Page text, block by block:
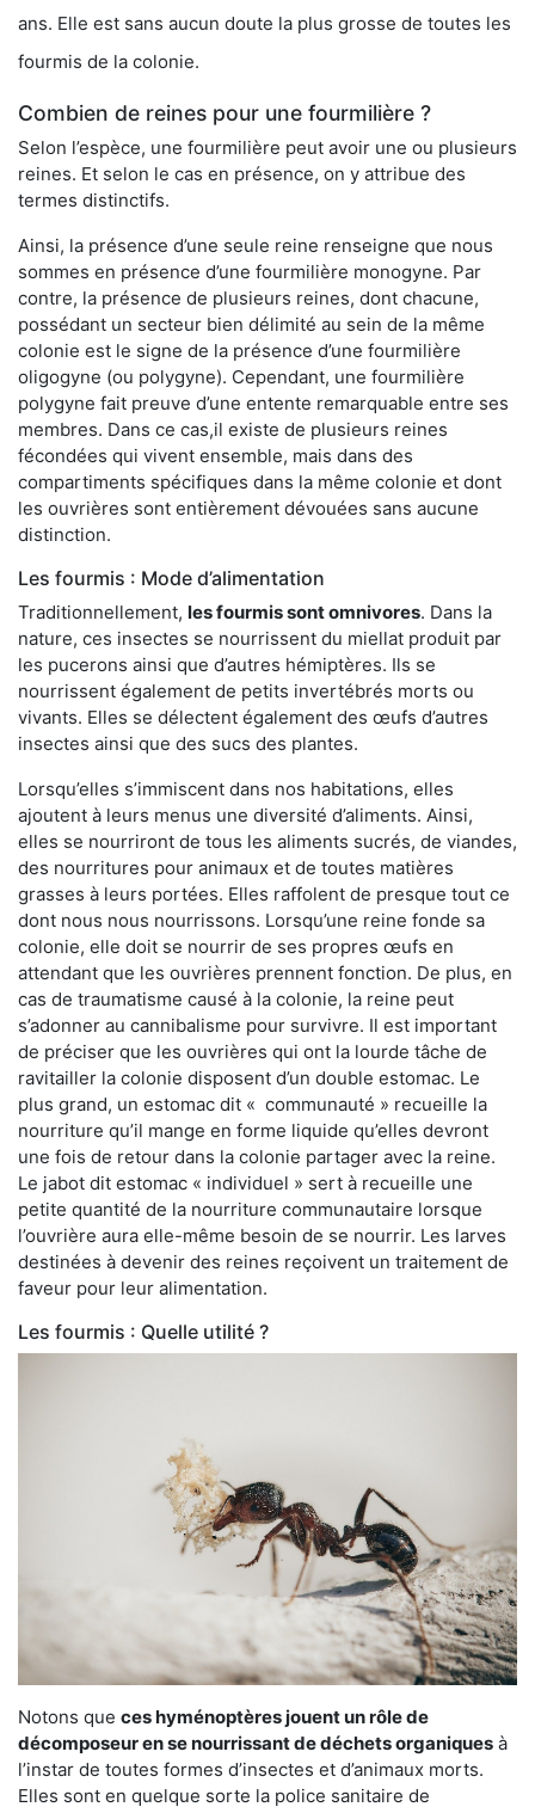
ans. Elle est sans aucun doute la plus grosse de toutes les
fourmis de la colonie.
Combien de reines pour une fourmilière ?
Selon l’espèce, une fourmilière peut avoir une ou plusieurs
reines. Et selon le cas en présence, on y attribue des
termes distinctifs.
Ainsi, la présence d’une seule reine renseigne que nous
sommes en présence d’une fourmilière monogyne. Par
contre, la présence de plusieurs reines, dont chacune,
possédant un secteur bien délimité au sein de la même
colonie est le signe de la présence d’une fourmilière
oligogyne (ou polygyne). Cependant, une fourmilière
polygyne fait preuve d’une entente remarquable entre ses
membres. Dans ce cas,il existe de plusieurs reines
fécondées qui vivent ensemble, mais dans des
compartiments spécifiques dans la même colonie et dont
les ouvrières sont entièrement dévouées sans aucune
distinction.
Les fourmis : Mode d’alimentation
Traditionnellement, les fourmis sont omnivores. Dans la
nature, ces insectes se nourrissent du miellat produit par
les pucerons ainsi que d’autres hémiptères. Ils se
nourrissent également de petits invertébrés morts ou
vivants. Elles se délectent également des œufs d’autres
insectes ainsi que des sucs des plantes.
Lorsqu’elles s’immiscent dans nos habitations, elles
ajoutent à leurs menus une diversité d’aliments. Ainsi,
elles se nourriront de tous les aliments sucrés, de viandes,
des nourritures pour animaux et de toutes matières
grasses à leurs portées. Elles raffolent de presque tout ce
dont nous nous nourrissons. Lorsqu’une reine fonde sa
colonie, elle doit se nourrir de ses propres œufs en
attendant que les ouvrières prennent fonction. De plus, en
cas de traumatisme causé à la colonie, la reine peut
s’adonner au cannibalisme pour survivre. Il est important
de préciser que les ouvrières qui ont la lourde tâche de
ravitailler la colonie disposent d’un double estomac. Le
plus grand, un estomac dit « communauté » recueille la
nourriture qu’il mange en forme liquide qu’elles devront
une fois de retour dans la colonie partager avec la reine.
Le jabot dit estomac « individuel » sert à recueille une
petite quantité de la nourriture communautaire lorsque
l’ouvrière aura elle-même besoin de se nourrir. Les larves
destinées à devenir des reines reçoivent un traitement de
faveur pour leur alimentation.
Les fourmis : Quelle utilité ?
Notons que ces hyménoptères jouent un rôle de
décomposeur en se nourrissant de déchets organiques à
l’instar de toutes formes d’insectes et d’animaux morts.
Elles sont en quelque sorte la police sanitaire de